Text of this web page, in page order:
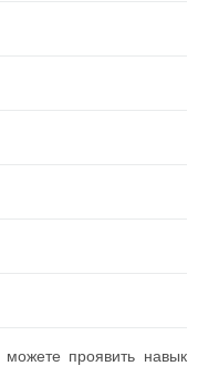
проявить навык